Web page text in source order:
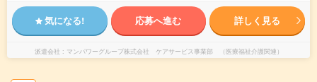
気になる! 応募へ進む 詳しく見る
派遣会社 マンパワーグループ株式会社 ケアサービス事業部 （医療福祉介護関連）